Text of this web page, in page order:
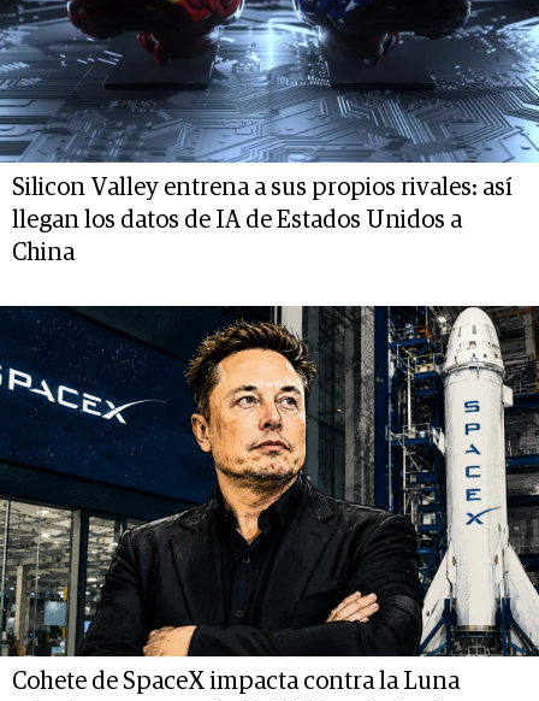
Silicon Valley entrena a sus propios rivales: así
llegan los datos de IA de Estados Unidos a
China
Cohete de SpaceX impacta contra la Luna